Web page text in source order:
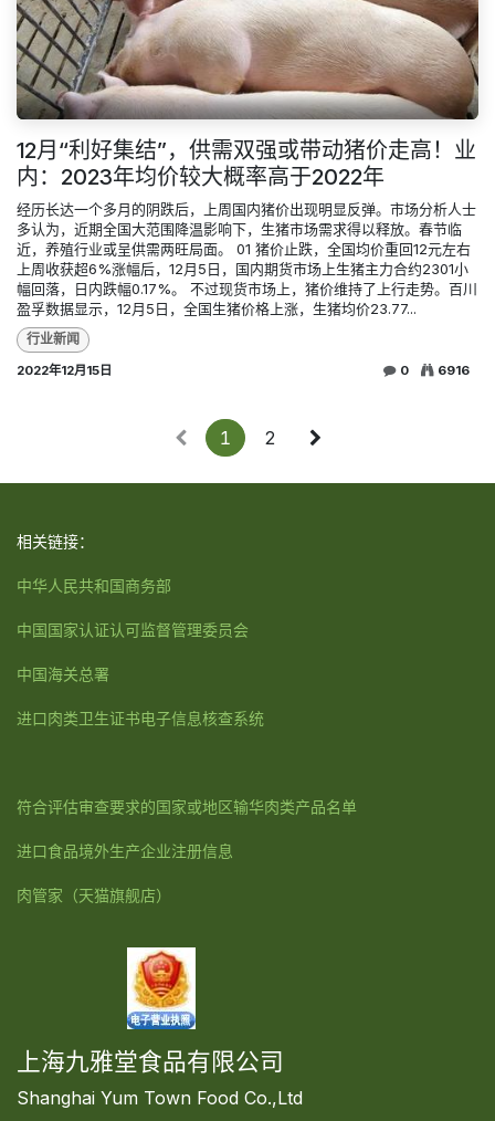
12月“利好集结”，供需双强或带动猪价走高！业
内：2023年均价较大概率高于2022年
经历长达一个多月的阴跌后，上周国内猪价出现明显反弹。市场分析人士
多认为，近期全国大范围降温影响下，生猪市场需求得以释放。春节临
近，养殖行业或呈供需两旺局面。 01 猪价止跌，全国均价重回12元左右
上周收获超6%涨幅后，12月5日，国内期货市场上生猪主力合约2301小
幅回落，日内跌幅0.17%。 不过现货市场上，猪价维持了上行走势。百川
盈孚数据显示，12月5日，全国生猪价格上涨，生猪均价23.77...
行业新闻
2022年12月15日 0 6916
1 2
相关链接：
中华人民共和国商务部
中国国家认证认可监督管理委员会
中国海关总署
进口肉类卫生证书电子信息核查系统
符合评估审查要求的国家或地区输华肉类产品名单
进口食品境外生产企业注册信息
肉管家 （天猫旗舰店）
上海九雅堂食品有限公司
Shanghai Yum Town Food Co.,Ltd